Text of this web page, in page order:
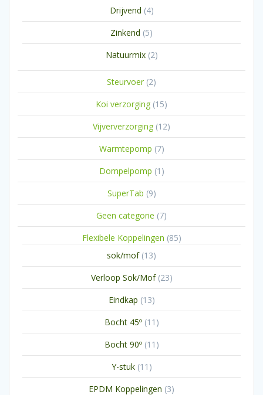
Drijvend 44
producten
Zinkend 55
producten
Natuurmix 22
Steurvoer 22
producten
Koi verzorging 1515
producten
Vijververzorging 1212
producten
Warmtepomp 77
producten
Dompelpomp 1 1
product
SuperTab 99
producten
Geen categorie 77
producten
Flexibele Koppelingen 8585
sok/mof 1313
producten
Verloop Sok/Mof 2323
producten
Eindkap 1313
producten
Bocht 45º 11 11
producten
Bocht 90º 11 11
producten
Y-stuk 11 11
producten
EPDM Koppelingen 33